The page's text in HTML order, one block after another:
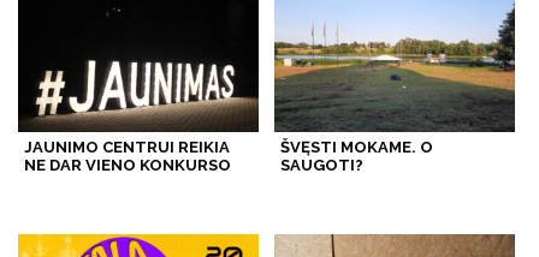
JAUNIMO CENTRUI REIKIA
NE DAR VIENO KONKURSO
ŠVĘSTI MOKAME. O
SAUGOTI?